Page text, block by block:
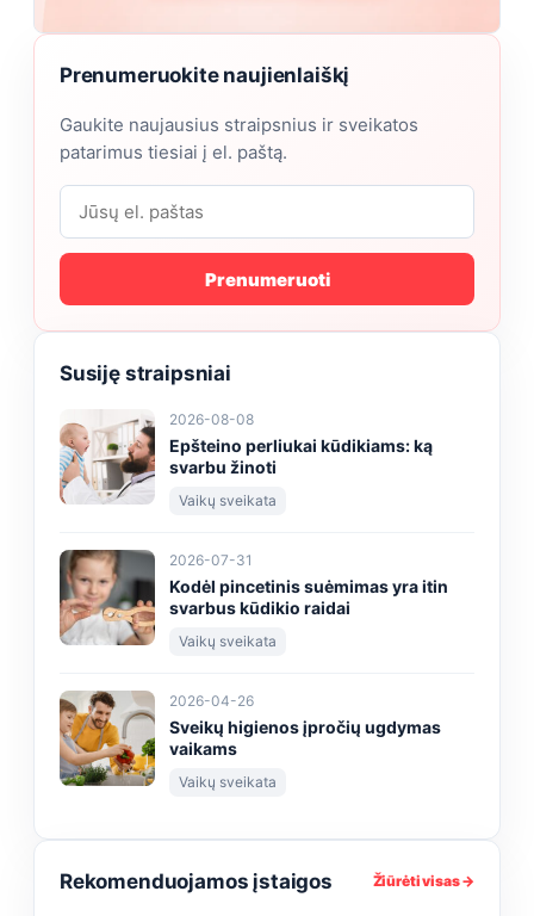
Prenumeruokite naujienlaiškį
Gaukite naujausius straipsnius ir sveikatos
patarimus tiesiai į el. paštą.
Prenumeruoti
Susiję straipsniai
2026-08-08
Epšteino perliukai kūdikiams: ką
svarbu žinoti
Vaikų sveikata
2026-07-31
Kodėl pincetinis suėmimas yra itin
svarbus kūdikio raidai
Vaikų sveikata
2026-04-26
Sveikų higienos įpročių ugdymas
vaikams
Vaikų sveikata
Rekomenduojamos įstaigos Žiūrėti visas →